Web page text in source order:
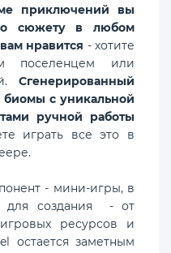
приключений вы
сюжету в любом
нравится - хотите
поселенцем или
Сгенерированный
с уникальной
ручной работы
играть все это в
- мини-игры, в
для создания - от
ресурсов и
остается заметным